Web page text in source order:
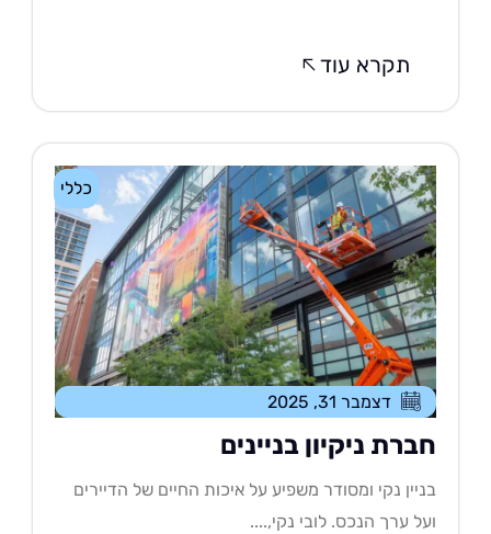
תקרא עוד
כללי
דצמבר 31, 2025
ניקיון בניינים
נקי ומסודר משפיע על איכות החיים של הדיירים
ערך הנכס. לובי נקי,....